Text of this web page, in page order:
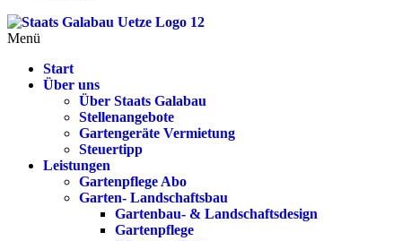
Menü
Start
Über uns
Über Staats Galabau
Stellenangebote
Gartengeräte Vermietung
Steuertipp
Leistungen
Gartenpflege Abo
Garten- Landschaftsbau
Gartenbau- & Landschaftsdesign
Gartenpflege